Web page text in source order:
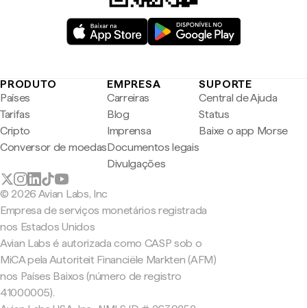
PRODUTO
Países
Tarifas
Cripto
Conversor de moedas
EMPRESA
Carreiras
Blog
Imprensa
Documentos legais
Divulgações
SUPORTE
Central de Ajuda
Status
Baixe o app Morse
© 2026 Avian Labs, Inc
Empresa de serviços monetários registrada
nos Estados Unidos
Avian Labs é autorizada como CASP sob o
MiCA pela Autoriteit Financiële Markten (AFM)
nos Países Baixos (número de registro
41000005).